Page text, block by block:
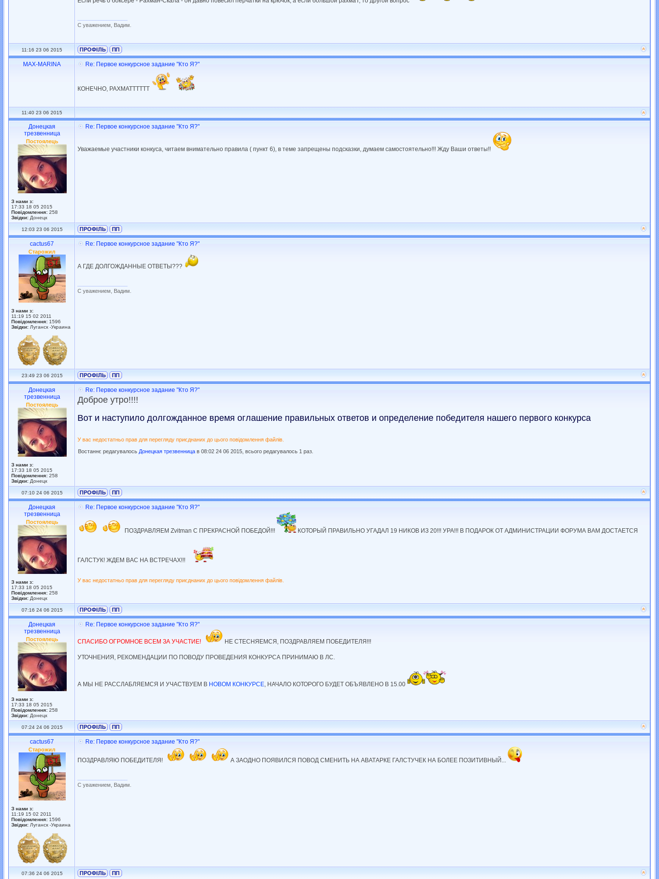
С уважением, Вадим.
11:16 23 06 2015
MAX-MARINA Re: Первое конкурсное задание "Кто Я?"
КОНЕЧНО, РАХМАТТТТТТ
11:40 23 06 2015
Донецкая
трезвенница
Постоялець
З нами з:
17:33 18 05 2015
Повідомлення: 258
Звідки: Донецк
Re: Первое конкурсное задание "Кто Я?"
Уважаемые участники конкуса, читаем внимательно правила ( пункт 6), в теме запрещены подсказки, думаем самостоятельно!!! Жду Ваши ответы!!
12:03 23 06 2015
cactus67
Старожил
З нами з:
11:19 15 02 2011
Повідомлення: 1596
Звідки: Луганск -Украина
Re: Первое конкурсное задание "Кто Я?"
А ГДЕ ДОЛГОЖДАННЫЕ ОТВЕТЫ???
С уважением, Вадим.
23:49 23 06 2015
Донецкая
трезвенница
Постоялець
З нами з:
17:33 18 05 2015
Повідомлення: 258
Звідки: Донецк
Re: Первое конкурсное задание "Кто Я?"
Доброе утро!!!!
Вот и наступило долгожданное время оглашение правильных ответов и определение победителя нашего первого конкурса
У вас недостатньо прав для перегляду приєднаних до цього повідомлення файлів.
Востаннє редагувалось Донецкая трезвенница в 08:02 24 06 2015, всього редагувалось 1 раз.
07:10 24 06 2015
Донецкая
трезвенница
Постоялець
З нами з:
17:33 18 05 2015
Повідомлення: 258
Звідки: Донецк
Re: Первое конкурсное задание "Кто Я?"
ПОЗДРАВЛЯЕМ Zvitman С ПРЕКРАСНОЙ ПОБЕДОЙ!!! КОТОРЫЙ ПРАВИЛЬНО УГАДАЛ 19 НИКОВ ИЗ 20!!! УРА!!! В ПОДАРОК ОТ АДМИНИСТРАЦИИ ФОРУМА ВАМ ДОСТАЕТСЯ
ГАЛСТУК! ЖДЕМ ВАС НА ВСТРЕЧАХ!!!
У вас недостатньо прав для перегляду приєднаних до цього повідомлення файлів.
07:16 24 06 2015
Донецкая
трезвенница
Постоялець
З нами з:
17:33 18 05 2015
Повідомлення: 258
Звідки: Донецк
Re: Первое конкурсное задание "Кто Я?"
СПАСИБО ОГРОМНОЕ ВСЕМ ЗА УЧАСТИЕ! НЕ СТЕСНЯЕМСЯ, ПОЗДРАВЛЯЕМ ПОБЕДИТЕЛЯ!!!
УТОЧНЕНИЯ, РЕКОМЕНДАЦИИ ПО ПОВОДУ ПРОВЕДЕНИЯ КОНКУРСА ПРИНИМАЮ В ЛС.
А МЫ НЕ РАССЛАБЛЯЕМСЯ И УЧАСТВУЕМ В НОВОМ КОНКУРСЕ, НАЧАЛО КОТОРОГО БУДЕТ ОБЪЯВЛЕНО В 15.00
07:24 24 06 2015
cactus67
Старожил
З нами з:
11:19 15 02 2011
Повідомлення: 1596
Звідки: Луганск -Украина
Re: Первое конкурсное задание "Кто Я?"
ПОЗДРАВЛЯЮ ПОБЕДИТЕЛЯ! А ЗАОДНО ПОЯВИЛСЯ ПОВОД СМЕНИТЬ НА АВАТАРКЕ ГАЛСТУЧЕК НА БОЛЕЕ ПОЗИТИВНЫЙ...
С уважением, Вадим.
07:36 24 06 2015